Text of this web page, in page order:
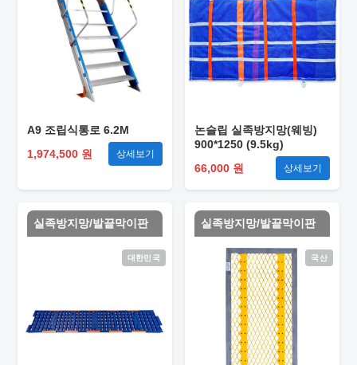
A9 조립식통로 6.2M
1,974,500 원
상세보기
논슬립 실족방지망(웨빙)
900*1250 (9.5kg)
66,000 원
상세보기
실족방지망/발끝막이판
대한민국
실족방지망/발끝막이판
국산